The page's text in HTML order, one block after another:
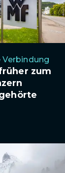
Verbindung
zum